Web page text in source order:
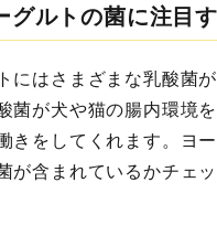
グルトの菌に注目
にはさまざまな乳酸菌
菌が犬や猫の腸内環境
きをしてくれます。ヨ
が含まれているかチェ